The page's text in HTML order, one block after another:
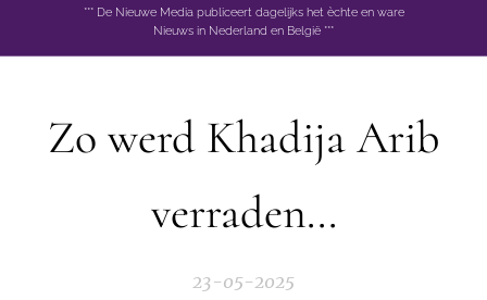
*** De Nieuwe Media publiceert dagelijks het èchte en ware
Nieuws in Nederland en België ***
Zo werd Khadija Arib
verraden...
23-05-2025